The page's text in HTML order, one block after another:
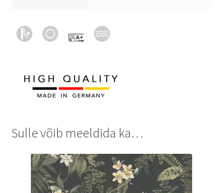
Sulle võib meeldida ka…